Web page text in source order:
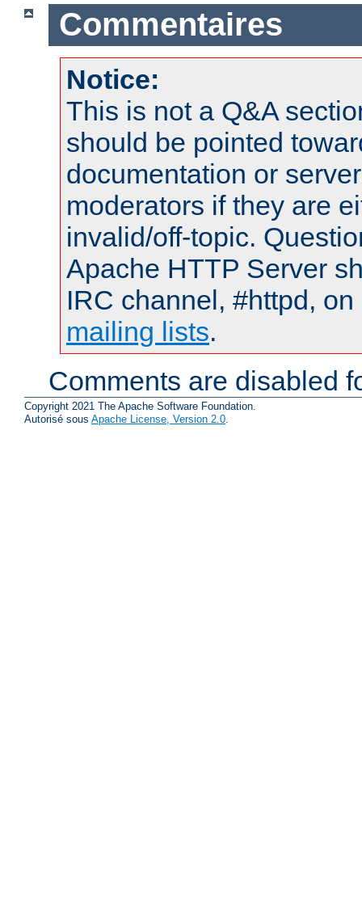
Commentaires
Notice:
This is not a Q&A
should be pointed
documentation or
moderators if they are
invalid/off-topic.
Apache HTTP Server
IRC channel, #httpd,
mailing lists.
Comments are disabled
Copyright 2021 The Apache Software Foundation.
Autorisé sous Apache License, Version 2.0